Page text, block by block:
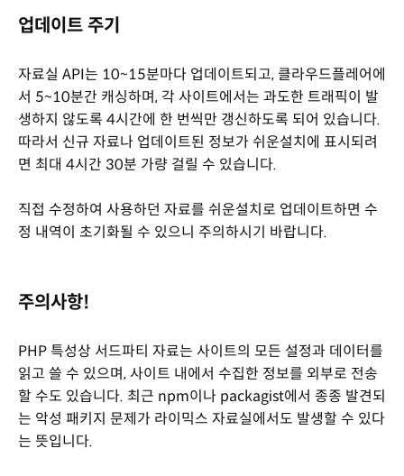
업데이트 주기
자료실 API는 10~15분마다 업데이트되고, 클라우드플레어에
서 5~10분간 캐싱하며, 각 사이트에서는 과도한 트래픽이 발
생하지 않도록 4시간에 한 번씩만 갱신하도록 되어 있습니다.
따라서 신규 자료나 업데이트된 정보가 쉬운설치에 표시되려
면 최대 4시간 30분 가량 걸릴 수 있습니다.
직접 수정하여 사용하던 자료를 쉬운설치로 업데이트하면 수
정 내역이 초기화될 수 있으니 주의하시기 바랍니다.
주의사항!
PHP 특성상 서드파티 자료는 사이트의 모든 설정과 데이터를
읽고 쓸 수 있으며, 사이트 내에서 수집한 정보를 외부로 전송
할 수도 있습니다. 최근 npm이나 packagist에서 종종 발견되
는 악성 패키지 문제가 라이믹스 자료실에서도 발생할 수 있다
는 뜻입니다.